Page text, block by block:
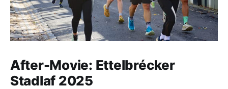
After-Movie: Ettelbrécker
Stadlaf 2025